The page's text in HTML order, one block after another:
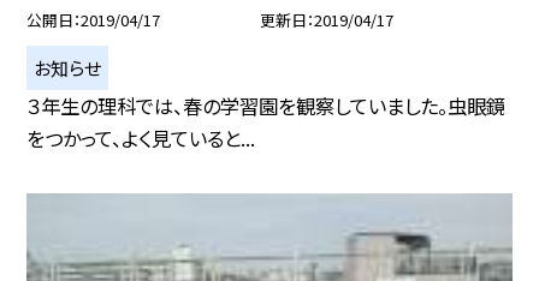
公開日 2019/04/17 更新日 2019/04/17
お知らせ
３年生の理科では、春の学習園を観察していました。虫眼鏡
をつかって、よく見ていると...